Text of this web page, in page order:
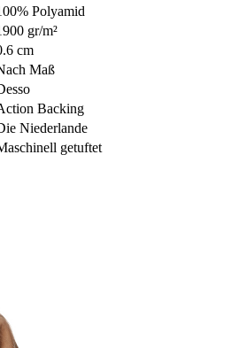
Polyamid
gr/m²
cm
Maß
Backing
Niederlande
getuftet